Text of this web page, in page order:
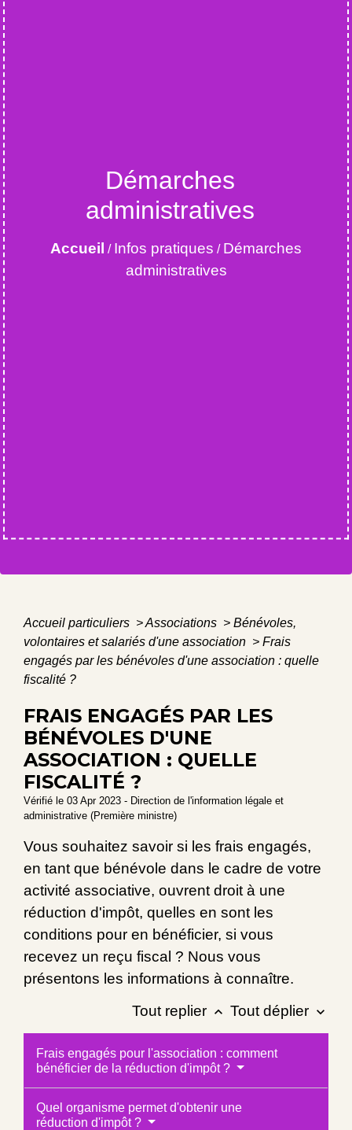
Démarches
administratives
Accueil / Infos pratiques / Démarches
administratives
Accueil particuliers >Associations > Bénévoles,
volontaires et salariés d'une association > Frais
engagés par les bénévoles d'une association : quelle
fiscalité ?
FRAIS ENGAGÉS PAR LES
BÉNÉVOLES D'UNE
ASSOCIATION : QUELLE
FISCALITÉ ?
Vérifié le 03 Apr 2023 - Direction de l'information légale et
administrative (Première ministre)
Vous souhaitez savoir si les frais engagés,
en tant que bénévole dans le cadre de votre
activité associative, ouvrent droit à une
réduction d'impôt, quelles en sont les
conditions pour en bénéficier, si vous
recevez un reçu fiscal ? Nous vous
présentons les informations à connaître.
Tout replier keyboard_arrow_up Tout déplier keyboard_arrow_down
Frais engagés pour l'association : comment
bénéficier de la réduction d'impôt ?
Quel organisme permet d'obtenir une
réduction d'impôt ?